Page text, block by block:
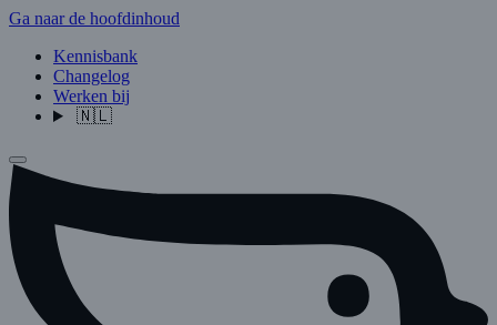
Ga naar de hoofdinhoud
Kennisbank
Changelog
Werken bij
🇳🇱